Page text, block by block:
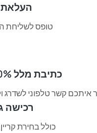
העלאת
טופס לשליחת
כתיבת מלל 100% מותאם אישית
איתכם קשר טלפוני
רכישה
כולל בחירת